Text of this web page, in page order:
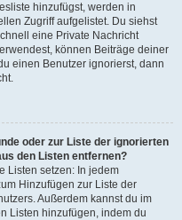
hinzufügst, werden in
Zugriff aufgelistet. Du siehst
eine Private Nachricht
können Beiträge deiner
einen Benutzer ignorierst, dann
oder zur Liste der ignorierten
den Listen entfernen?
Listen setzen: In jedem
Hinzufügen zur Liste der
Außerdem kannst du im
Listen hinzufügen, indem du